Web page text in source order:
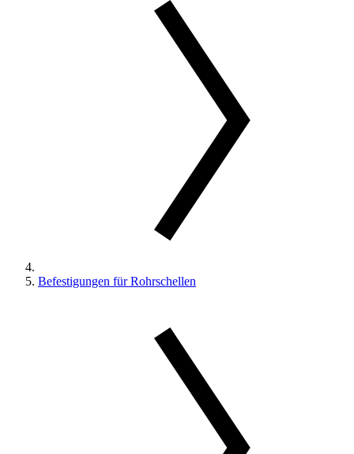
Befestigungen für Rohrschellen